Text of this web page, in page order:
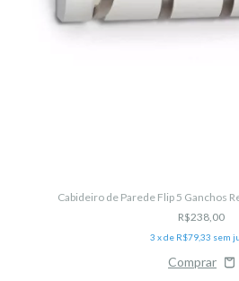
Cabideiro de Parede Flip 5 Ganchos
R$238,00
3 x de R$79,33 sem